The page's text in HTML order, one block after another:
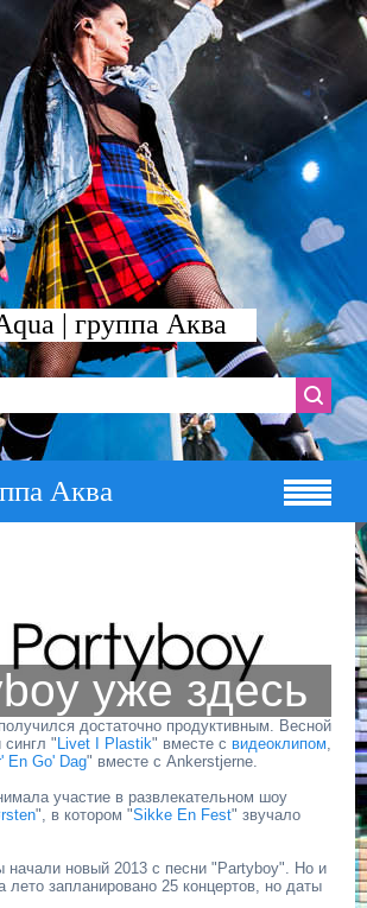
| группа Аква
Аква
уже здесь
достаточно продуктивным. Весной
сингл " Livet I Plastik" вместе с видеоклипом,
En Go' Dag" вместе с Ankerstjerne.
участие в развлекательном шоу
", в котором "Sikke En Fest" звучало
начали новый 2013 с песни "Partyboy". Но и
лето запланировано 25 концертов, но даты